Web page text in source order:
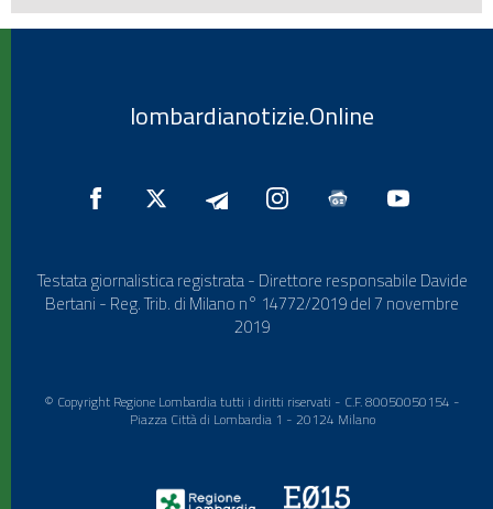
lombardianotizie.Online
Testata giornalistica registrata - Direttore responsabile Davide
Bertani - Reg. Trib. di Milano n° 14772/2019 del 7 novembre
2019
© Copyright Regione Lombardia tutti i diritti riservati - C.F. 80050050154 -
Piazza Città di Lombardia 1 - 20124 Milano